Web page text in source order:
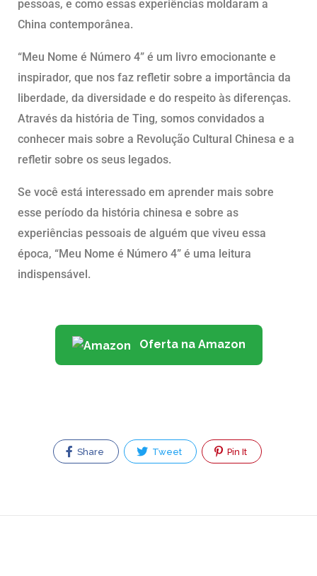
pessoas, e como essas experiências moldaram a
China contemporânea.
“Meu Nome é Número 4” é um livro emocionante e
inspirador, que nos faz refletir sobre a importância da
liberdade, da diversidade e do respeito às diferenças.
Através da história de Ting, somos convidados a
conhecer mais sobre a Revolução Cultural Chinesa e a
refletir sobre os seus legados.
Se você está interessado em aprender mais sobre
esse período da história chinesa e sobre as
experiências pessoais de alguém que viveu essa
época, “Meu Nome é Número 4” é uma leitura
indispensável.
Oferta na Amazon
Share Tweet Pin It